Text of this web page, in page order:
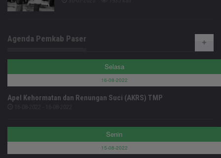
Agenda Pemkab Paser
Selasa
16-08-2022
Apel Kehormatan dan Renungan Suci (AKRS) TMP
Senin
15-08-2022